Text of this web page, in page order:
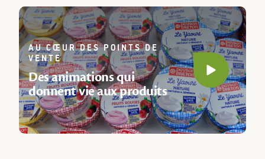
AU CŒUR DES POINTS DE
VENTE
Des animations qui
donnent vie aux produits
Play video